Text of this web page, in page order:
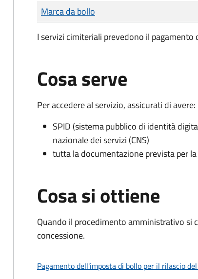
Tipo di pagamento
Importo
Marca da bollo
I servizi cimiteriali prevedono il
Cosa serve
Per accedere al servizio, assicurati di avere:
SPID (sistema pubblico di identità
nazionale dei servizi (CNS)
tutta la documentazione prevista per
Cosa si ottiene
Quando il procedimento amministrativo si
concessione.
Pagamento dell'imposta di bollo per il rilascio